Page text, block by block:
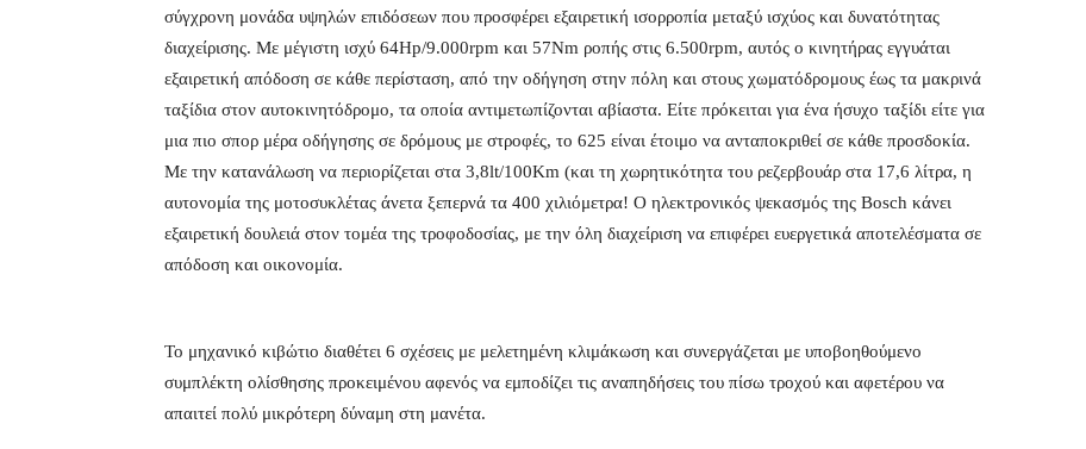
σύγχρονη μονάδα υψηλών επιδόσεων που προσφέρει εξαιρετική ισορροπία μεταξύ ισχύος και δυνατότητας
διαχείρισης. Με μέγιστη ισχύ 64Ηp/9.000rpm και 57Nm ροπής στις 6.500rpm, αυτός ο κινητήρας εγγυάται
εξαιρετική απόδοση σε κάθε περίσταση, από την οδήγηση στην πόλη και στους χωματόδρομους έως τα μακρινά
ταξίδια στον αυτοκινητόδρομο, τα οποία αντιμετωπίζονται αβίαστα. Είτε πρόκειται για ένα ήσυχο ταξίδι είτε για
μια πιο σπορ μέρα οδήγησης σε δρόμους με στροφές, το 625 είναι έτοιμο να ανταποκριθεί σε κάθε προσδοκία.
Με την κατανάλωση να περιορίζεται στα 3,8lt/100Km (και τη χωρητικότητα του ρεζερβουάρ στα 17,6 λίτρα, η
αυτονομία της μοτοσυκλέτας άνετα ξεπερνά τα 400 χιλιόμετρα! O ηλεκτρονικός ψεκασμός της Bosch κάνει
εξαιρετική δουλειά στον τομέα της τροφοδοσίας, με την όλη διαχείριση να επιφέρει ευεργετικά αποτελέσματα σε
απόδοση και οικονομία.
Το μηχανικό κιβώτιο διαθέτει 6 σχέσεις με μελετημένη κλιμάκωση και συνεργάζεται με υποβοηθούμενο
συμπλέκτη ολίσθησης προκειμένου αφενός να εμποδίζει τις αναπηδήσεις του πίσω τροχού και αφετέρου να
απαιτεί πολύ μικρότερη δύναμη στη μανέτα.